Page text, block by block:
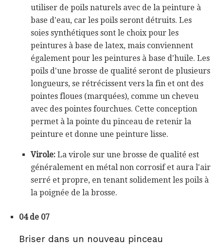
utiliser de poils naturels avec de la peinture à
base d'eau, car les poils seront détruits. Les
soies synthétiques sont le choix pour les
peintures à base de latex, mais conviennent
également pour les peintures à base d'huile. Les
poils d'une brosse de qualité seront de plusieurs
longueurs, se rétrécissent vers la fin et ont des
pointes floues (marquées), comme un cheveu
avec des pointes fourchues. Cette conception
permet à la pointe du pinceau de retenir la
peinture et donne une peinture lisse.
Virole: La virole sur une brosse de qualité est
généralement en métal non corrosif et aura l'air
serré et propre, en tenant solidement les poils à
la poignée de la brosse.
04 de 07
Briser dans un nouveau pinceau